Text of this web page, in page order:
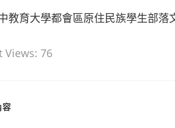
教育大學都會區原住民族學生部落
Views: 76